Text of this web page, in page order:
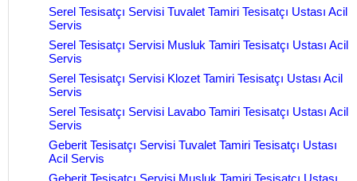
Serel Tesisatçı Servisi Tuvalet Tamiri Tesisatçı Ustası Acil
Servis
Serel Tesisatçı Servisi Musluk Tamiri Tesisatçı Ustası Acil
Servis
Serel Tesisatçı Servisi Klozet Tamiri Tesisatçı Ustası Acil
Servis
Serel Tesisatçı Servisi Lavabo Tamiri Tesisatçı Ustası Acil
Servis
Geberit Tesisatçı Servisi Tuvalet Tamiri Tesisatçı Ustası
Acil Servis
Geberit Tesisatçı Servisi Musluk Tamiri Tesisatçı Ustası